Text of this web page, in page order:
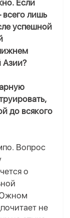
Если
лишь
успешной
Азии?
до всякого
Вопрос
о
Южном
не